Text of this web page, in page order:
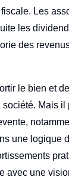
Les
les
des
le bien et
Mais il
une logique
avec une